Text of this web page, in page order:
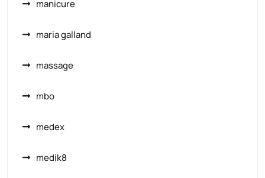
manicure
maria galland
massage
mbo
medex
medik8